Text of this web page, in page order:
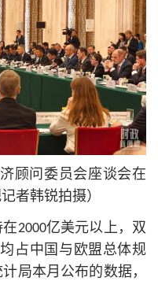
顾问委员会座谈会在
者韩锐拍摄）
2000亿美元以上，双
占中国与欧盟总体规
局本月公布的数据，